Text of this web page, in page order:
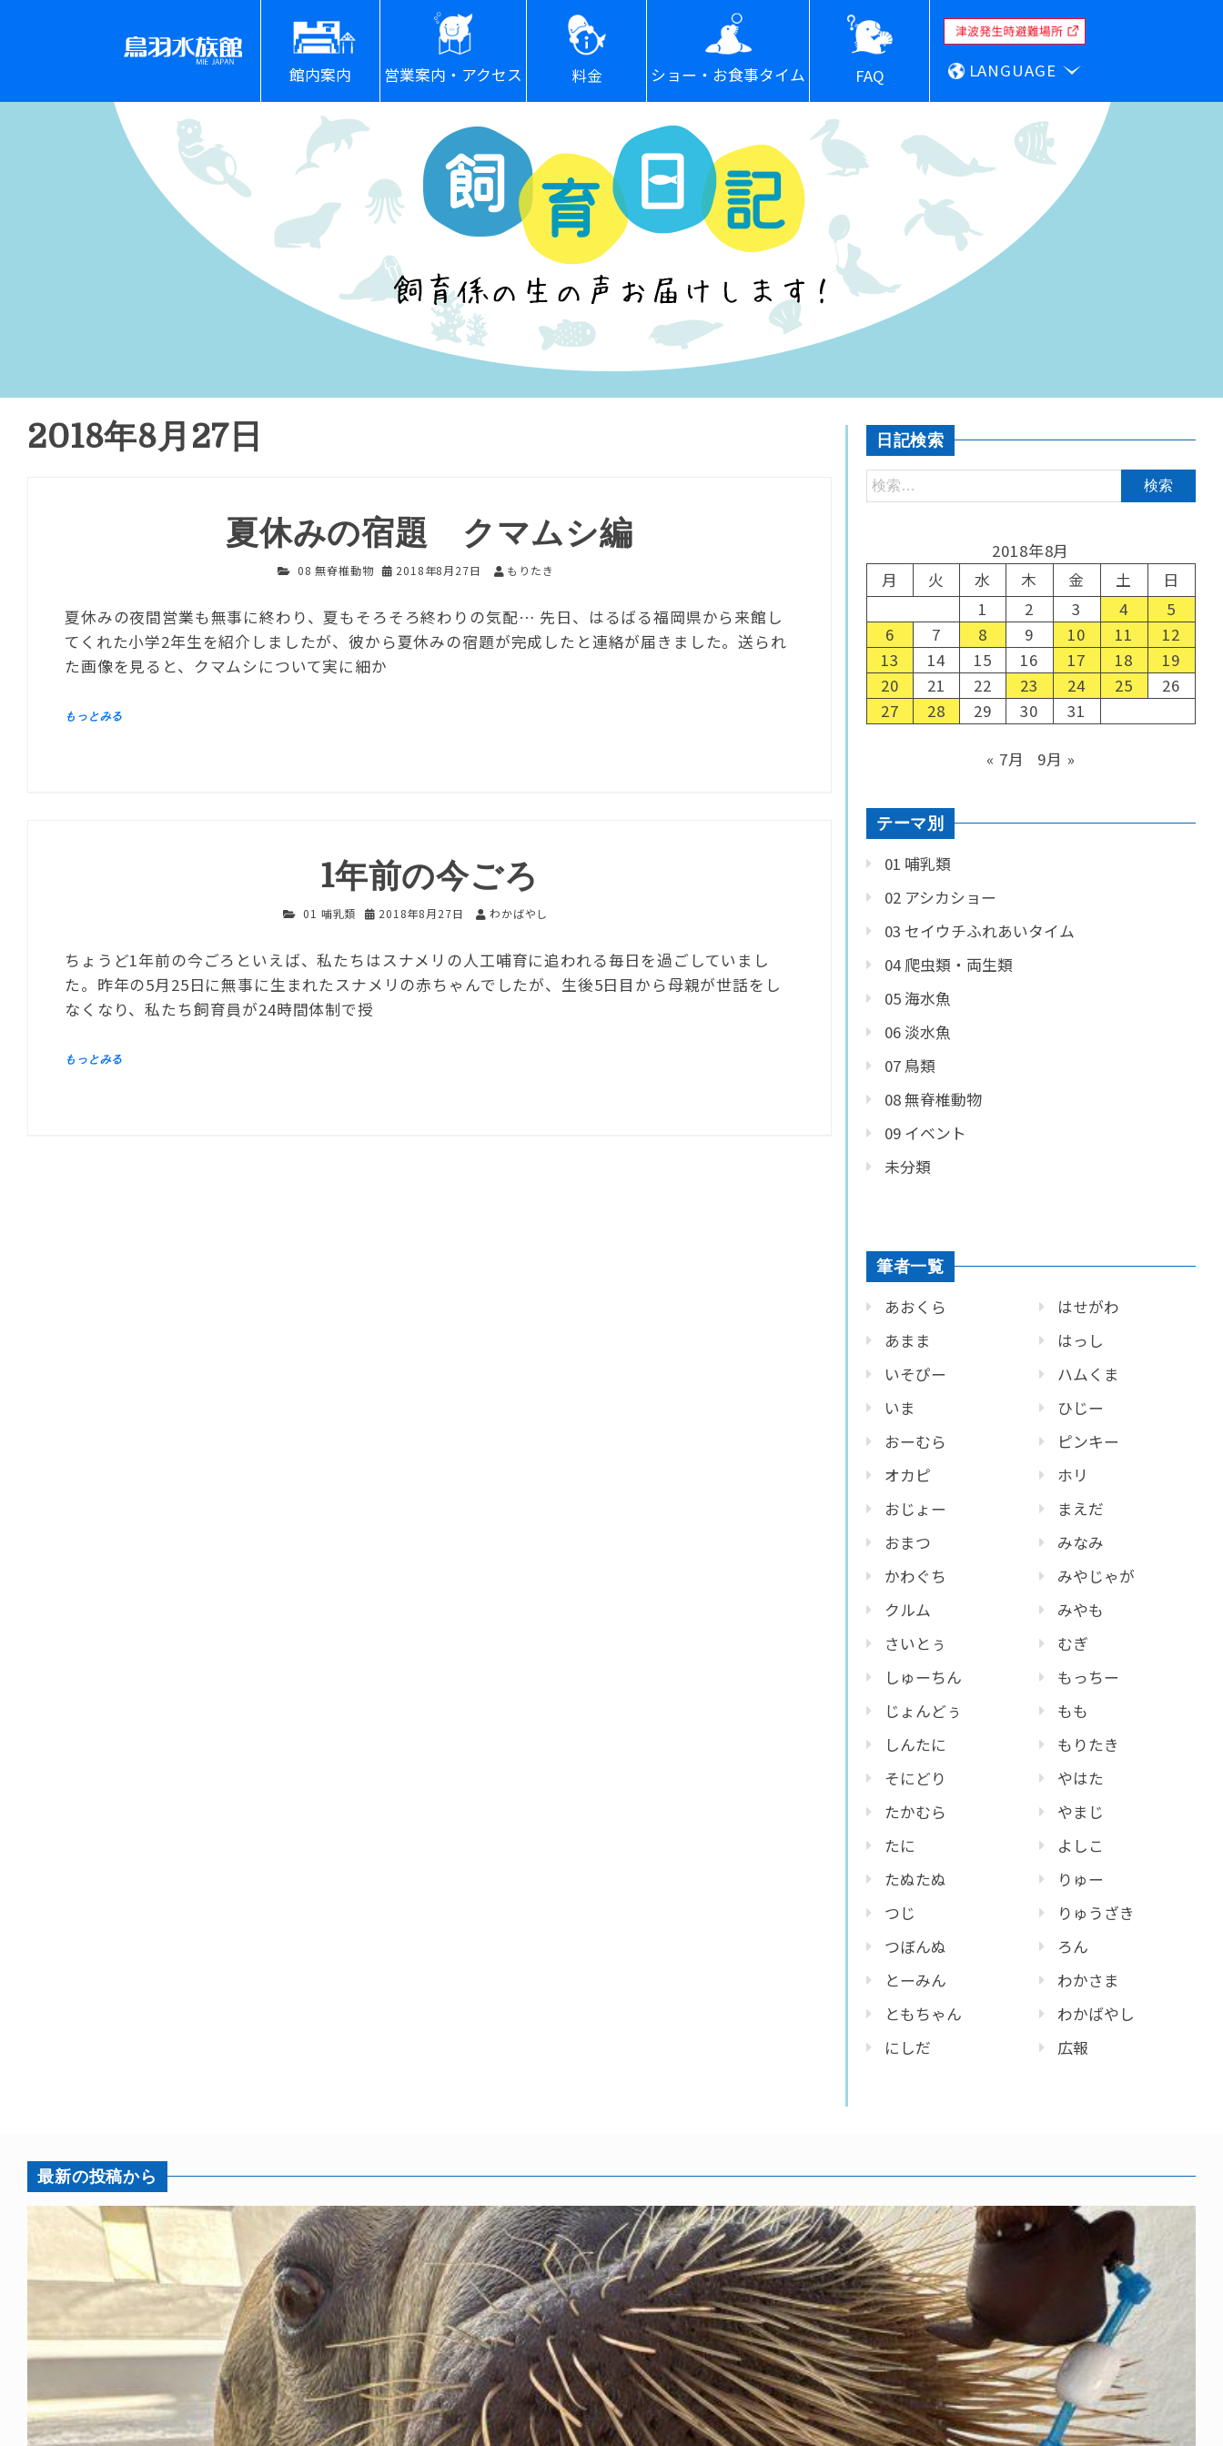
館内案内 営業案内・アクセス 料金 ショー・お食事タイム FAQ LANGUAGE
2018年8月27日
夏休みの宿題 クマムシ編
08 無脊椎動物 2018年8月27日 もりたき
夏休みの夜間営業も無事に終わり、夏もそろそろ終わりの気配… 先日、はるばる福岡県から来館し
てくれた小学2年生を紹介しましたが、彼から夏休みの宿題が完成したと連絡が届きました。送られ
た画像を見ると、クマムシについて実に細か
1年前の今ごろ
01 哺乳類 2018年8月27日 わかばやし
ちょうど1年前の今ごろといえば、私たちはスナメリの人工哺育に追われる毎日を過ごしていまし
た。昨年の5月25日に無事に生まれたスナメリの赤ちゃんでしたが、生後5日目から母親が世話をし
なくなり、私たち飼育員が24時間体制で授
日記検索
2018年8月
月
火 水 木 金 土
日
1
2 3 4
5
6
7 8 9 10 11
12
13
14 15 16 17 18
19
20
21 22 23 24 25
26
27
28 29 30 31
« 7月 9月 »
テーマ別
01 哺乳類
02 アシカショー
03 セイウチふれあいタイム
04 爬虫類・両生類
05 海水魚
06 淡水魚
07 鳥類
08 無脊椎動物
09 イベント
未分類
筆者一覧
あおくら
あまま
いそぴー
いま
おーむら
オカピ
おじょー
おまつ
かわぐち
クルム
さいとぅ
しゅーちん
じょんどぅ
しんたに
そにどり
たかむら
たに
たぬたぬ
つじ
つぼんぬ
とーみん
ともちゃん
にしだ
はせがわ
はっし
ハムくま
ひじー
ピンキー
ホリ
まえだ
みなみ
みやじゃが
みやも
むぎ
もっちー
もも
もりたき
やはた
やまじ
よしこ
りゅー
りゅうざき
ろん
わかさま
わかばやし
広報
最新の投稿から